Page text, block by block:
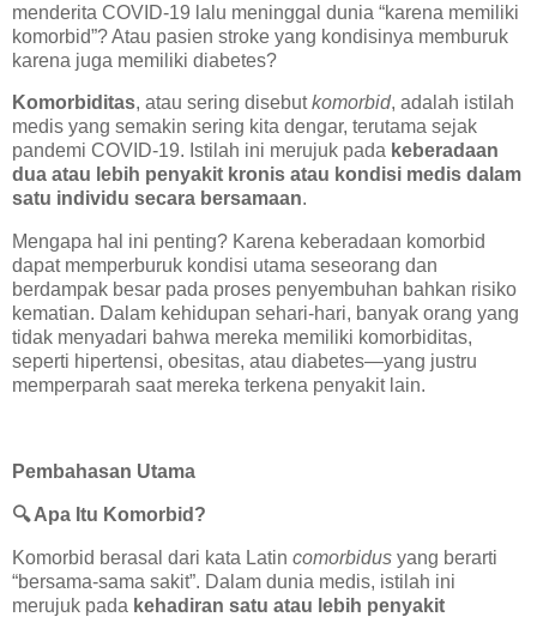
menderita COVID-19 lalu meninggal dunia “karena memiliki
komorbid”? Atau pasien stroke yang kondisinya memburuk
karena juga memiliki diabetes?
Komorbiditas, atau sering disebutkomorbid, adalah istilah
medis yang semakin sering kita dengar, terutama sejak
pandemi COVID-19. Istilah ini merujuk pada keberadaan
dua atau lebih penyakit kronis atau kondisi medis dalam
satu individu secara bersamaan.
Mengapa hal ini penting? Karena keberadaan komorbid
dapat memperburuk kondisi utama seseorang dan
berdampak besar pada proses penyembuhan bahkan risiko
kematian. Dalam kehidupan sehari-hari, banyak orang yang
tidak menyadari bahwa mereka memiliki komorbiditas,
seperti hipertensi, obesitas, atau diabetes—yang justru
memperparah saat mereka terkena penyakit lain.
Pembahasan Utama
🔍Apa Itu Komorbid?
Komorbid berasal dari kata Latin comorbidus yang berarti
“bersama-sama sakit”. Dalam dunia medis, istilah ini
merujuk pada kehadiran satu atau lebih penyakit